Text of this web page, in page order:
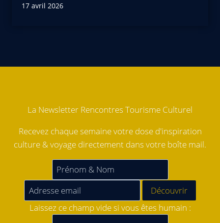
17 avril 2026
La Newsletter Rencontres Tourisme Culturel
Recevez chaque semaine votre dose d'inspiration
culture & voyage directement dans votre boîte mail.
Laissez ce champ vide si vous êtes humain :